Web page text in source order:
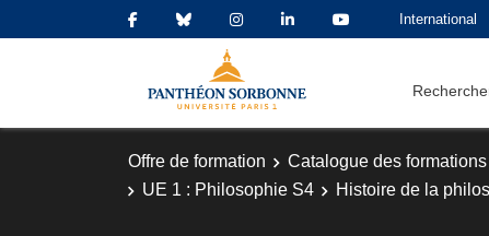
International
Offre de formation Catalogue des formations
UE 1 : Philosophie S4
Histoire de la